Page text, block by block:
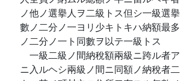
ノ他ノ選擧人ヲ二級トス但シ一級選
數ノ二分ノ一ヨリ少キトキハ納額最
ノ二分ノ一ト同數ヲ以テ一級トス
一級二級ノ間納稅額兩級ニ跨ル者
ニ入ルヘシ兩級ノ間ニ同額ノ納稅者